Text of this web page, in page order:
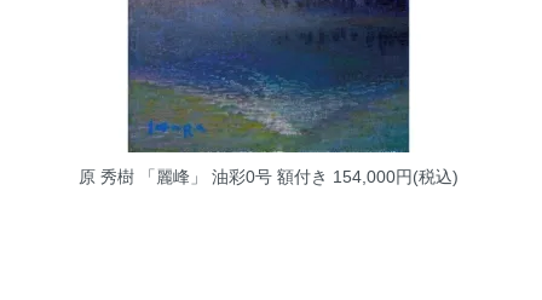
原 秀樹 「麗峰」 油彩0号 額付き 154,000円(税込)